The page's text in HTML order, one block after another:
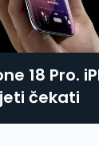
18 Pro.
čekati